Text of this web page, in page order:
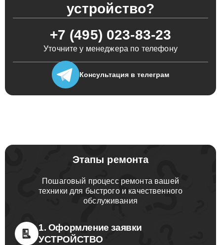
устройство?
+7 (495) 023-83-23
Уточните у менеджера по телефону
Консультация в телеграм
Этапы ремонта
Пошаговый процесс ремонта вашей
техники для быстрого и качественного
обслуживания
1. Оформление заявки
УСТРОЙСТВО